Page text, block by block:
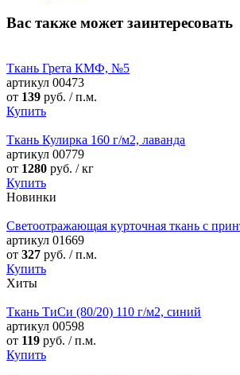
Вас также может заинтересовать
Ткань Грета КМФ, №5
артикул 00473
от 139 руб. / п.м.
Купить
Ткань Кулирка 160 г/м2, лаванда
артикул 00779
от 1280 руб. / кг
Купить
Новинки
Светоотражающая курточная ткань с
артикул 01669
от 327 руб. / п.м.
Купить
Хиты
Ткань ТиСи (80/20) 110 г/м2, синий
артикул 00598
от 119 руб. / п.м.
Купить